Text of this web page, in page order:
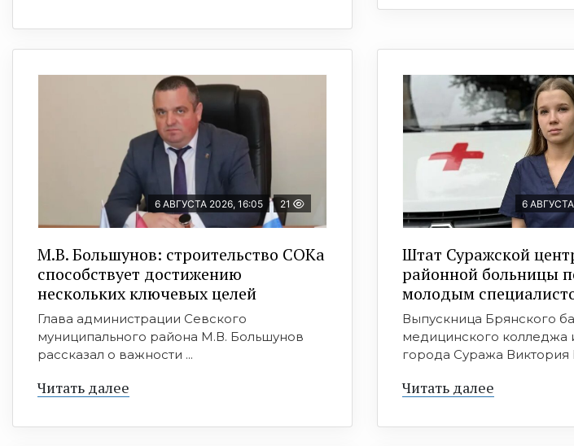
6 АВГУСТА 2026, 16:05 21
М.В. Большунов: строительство СОКа
способствует достижению
нескольких ключевых целей
Глава администрации Севского
муниципального района М.В. Большунов
рассказал о важности ...
Читать далее
6 АВГУСТА
Штат Суражской
районной больницы
молодым
Выпускница Брянского
медицинского колледжа
города Суража Виктория
Читать далее